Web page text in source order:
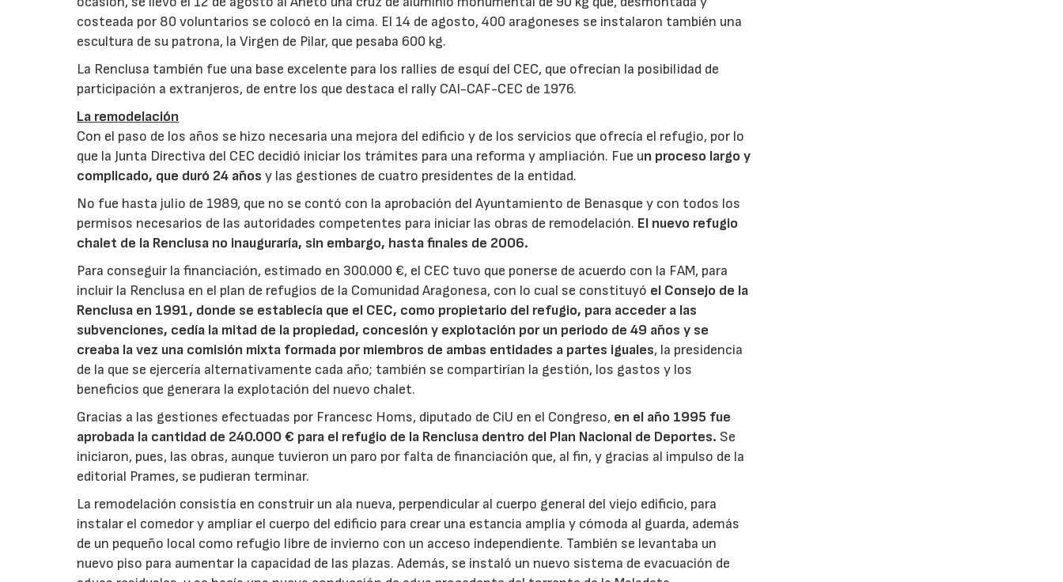
costeada por 80 voluntarios se colocó en la cima. El 14 de agosto, 400 aragoneses se instalaron también una
escultura de su patrona, la Virgen de Pilar, que pesaba 600 kg.
La Renclusa también fue una base excelente para los rallies de esquí del CEC, que ofrecían la posibilidad de
participación a extranjeros, de entre los que destaca el rally CAI-CAF-CEC de 1976.
La remodelación
Con el paso de los años se hizo necesaria una mejora del edificio y de los servicios que ofrecía el refugio, por lo
que la Junta Directiva del CEC decidió iniciar los trámites para una reforma y ampliación. Fue un proceso largo y
complicado, que duró 24 años y las gestiones de cuatro presidentes de la entidad.
No fue hasta julio de 1989, que no se contó con la aprobación del Ayuntamiento de Benasque y con todos los
permisos necesarios de las autoridades competentes para iniciar las obras de remodelación. El nuevo refugio
chalet de la Renclusa no inauguraría, sin embargo, hasta finales de 2006.
Para conseguir la financiación, estimado en 300.000 €, el CEC tuvo que ponerse de acuerdo con la FAM, para
incluir la Renclusa en el plan de refugios de la Comunidad Aragonesa, con lo cual se constituyó el Consejo de la
Renclusa en 1991, donde se establecía que el CEC, como propietario del refugio, para acceder a las
subvenciones, cedía la mitad de la propiedad, concesión y explotación por un periodo de 49 años y se
creaba la vez una comisión mixta formada por miembros de ambas entidades a partes iguales, la presidencia
de la que se ejercería alternativamente cada año; también se compartirían la gestión, los gastos y los
beneficios que generara la explotación del nuevo chalet.
Gracias a las gestiones efectuadas por Francesc Homs, diputado de CiU en el Congreso, en el año 1995 fue
aprobada la cantidad de 240.000 € para el refugio de la Renclusa dentro del Plan Nacional de Deportes. Se
iniciaron, pues, las obras, aunque tuvieron un paro por falta de financiación que, al fin, y gracias al impulso de la
editorial Prames, se pudieran terminar.
La remodelación consistía en construir un ala nueva, perpendicular al cuerpo general del viejo edificio, para
instalar el comedor y ampliar el cuerpo del edificio para crear una estancia amplia y cómoda al guarda, además
de un pequeño local como refugio libre de invierno con un acceso independiente. También se levantaba un
nuevo piso para aumentar la capacidad de las plazas. Además, se instaló un nuevo sistema de evacuación de